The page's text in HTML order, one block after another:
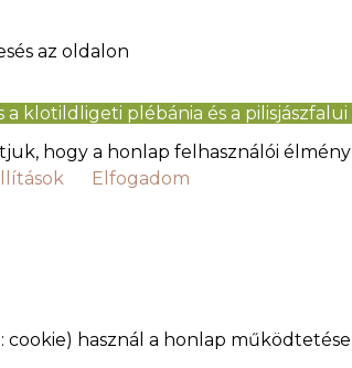
az oldalon
a klotildligeti plébánia és a
hogy a honlap felhasználói
Elfogadom
használ a honlap